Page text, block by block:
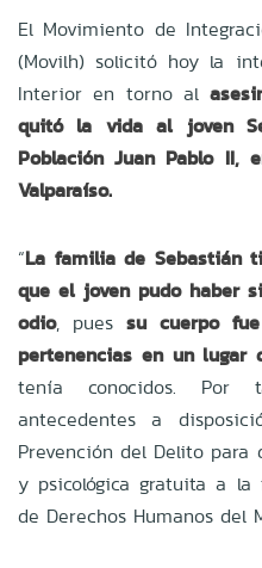
El Movimiento de
(Movilh) solicitó hoy la
Interior en torno al
quitó la vida al joven
Población Juan Pablo II,
Valparaíso.
“La familia de Sebastián
que el joven pudo haber
odio, pues su cuerpo
pertenencias en un lugar
tenía conocidos. Por
antecedentes a
Prevención del Delito
y psicológica gratuita a la
de Derechos Humanos del